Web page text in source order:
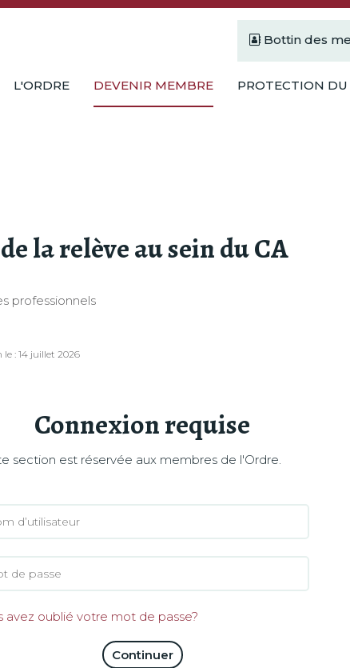
Bottin des
L'ORDRE DEVENIR MEMBRE PROTECTION
la relève au sein du CA
professionnels
: 14 juillet 2026
Connexion requise
section est réservée aux membres de l'Ordre.
avez oublié votre mot de passe?
Continuer